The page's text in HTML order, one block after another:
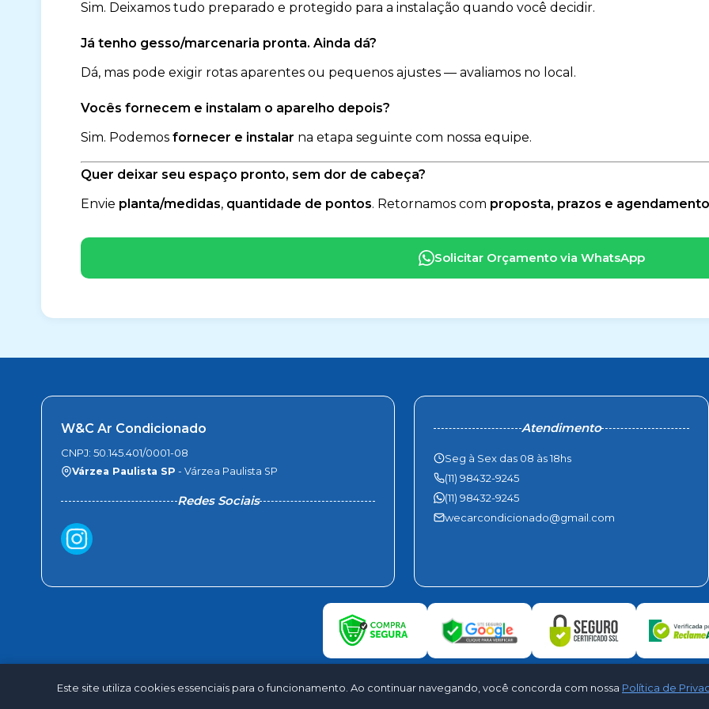
Sim. Deixamos tudo preparado e protegido para a instalação quando você decidir.
Já tenho gesso/marcenaria pronta. Ainda dá?
Dá, mas pode exigir rotas aparentes ou pequenos ajustes — avaliamos no local.
Vocês fornecem e instalam o aparelho depois?
Sim. Podemos fornecer e instalar na etapa seguinte com nossa equipe.
Quer deixar seu espaço pronto, sem dor de cabeça?
Envie planta/medidas, quantidade de pontos. Retornamos com proposta, prazos e agendamento
Solicitar Orçamento via WhatsApp
W&C Ar Condicionado
CNPJ: 50.145.401/0001-08
Várzea Paulista SP - Várzea Paulista SP
Redes Sociais
Atendimento
Seg à Sex das 08 às 18hs
(11) 98432-9245
(11) 98432-9245
wecarcondicionado@gmail.com
©2026 - W&C Ar Condicionado. Todos os direitos reservados - Desenvolvido por
Este site utiliza cookies essenciais para o funcionamento. Ao continuar navegando, você concorda com nossa Política de